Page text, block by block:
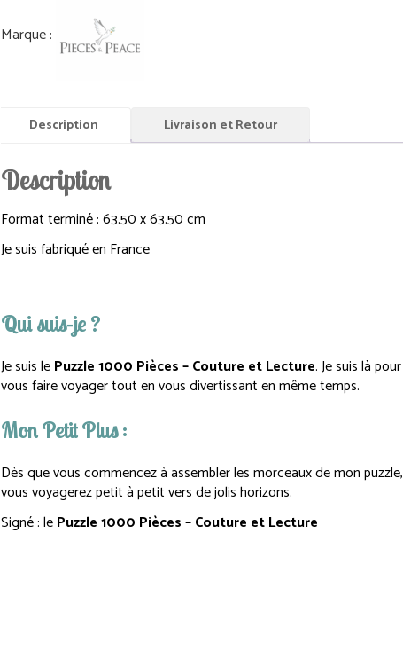
Description Livraison et Retour
Description
Format terminé : 63.50 x 63.50 cm
Je suis fabriqué en France
Qui suis-je ?
Je suis lePuzzle 1000 Pièces – Couture et Lecture. Je suis là pour
vous faire voyager tout en vous divertissant en même temps.
Mon Petit Plus :
Dès que vous commencez à assembler les morceaux de mon puzzle,
vous voyagerez petit à petit vers de jolis horizons.
Signé : lePuzzle 1000 Pièces – Couture et Lecture